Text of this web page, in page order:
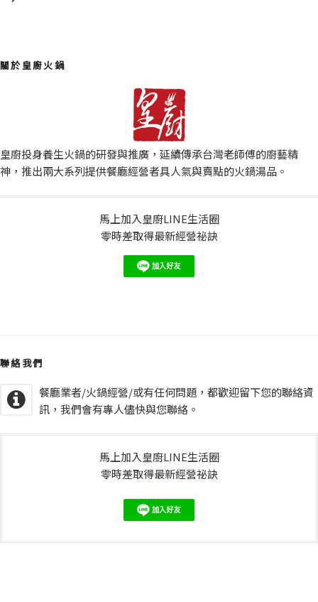
關於皇廚火鍋
皇廚投身養生火鍋的研發與推廣，延續傳承台灣老師傅的廚藝精
神，推出兩大系列提供餐廳經營者具人氣與賣點的火鍋湯品。
馬上加入皇廚LINE生活圈
零時差取得最新經營祕訣
聯絡我們
餐廳業者/火鍋經營/或有任何問題，都歡迎留下您的聯絡資
訊，我們會有專人儘快與您聯絡。
馬上加入皇廚LINE生活圈
零時差取得最新經營祕訣